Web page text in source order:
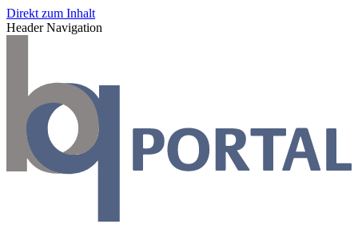
Direkt zum Inhalt
Header Navigation